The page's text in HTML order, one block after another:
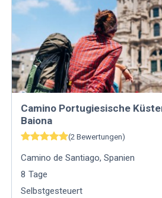
Camino Portugiesische
Baiona
(2 Bewertungen)
Camino de Santiago,Spanien
8 Tage
Selbstgesteuert